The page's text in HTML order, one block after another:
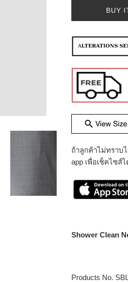
BUY
ถ้าลูกค้าไม่ทราบ
app เพื่อเช็คไซส์ไ
Shower Clean
Products No.